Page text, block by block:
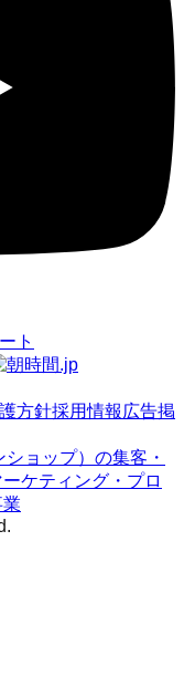
方針採用情報広告掲
ョップ）の集客・
ケティング・プロ